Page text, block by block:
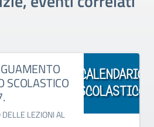
SCOLASTICO
DELLE LEZIONI AL